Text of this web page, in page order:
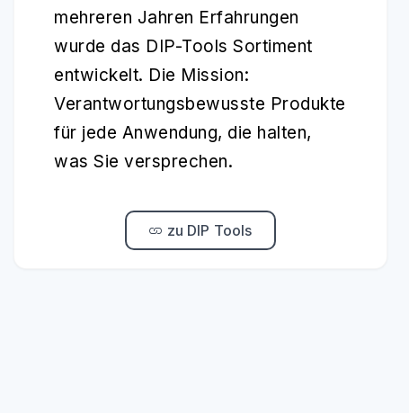
mehreren Jahren Erfahrungen
wurde das DIP-Tools Sortiment
entwickelt. Die Mission:
Verantwortungsbewusste Produkte
für jede Anwendung, die halten,
was Sie versprechen.
zu DIP Tools